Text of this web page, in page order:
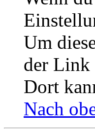
Um
der Link
Dort
Nach